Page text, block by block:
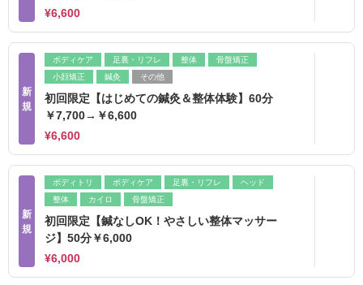
¥6,600
新
規
ボディケア 足裏・リフレ 整体
骨盤矯正
小顔矯正
鍼灸 その他
初回限定【はじめての鍼灸＆整体体験】60分
￥7,700→￥6,600
¥6,600
新
規
ボディトリ ボディケア 足裏・リフレ
ヘッド
整体
カイロ 骨盤矯正
初回限定【鍼なしOK！やさしい整体マッサー
ジ】50分￥6,000
¥6,000